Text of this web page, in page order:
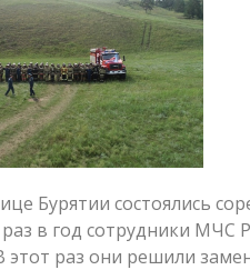
Бурятии состоялись
в год сотрудники МЧС
этот раз они решили